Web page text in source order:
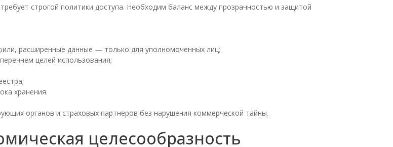
строгой политики доступа. Необходим баланс между прозрачностью и защитой
расширенные данные — только для уполномоченных лиц;
целей использования;
хранения.
органов и страховых партнёров без нарушения коммерческой тайны.
целесообразность